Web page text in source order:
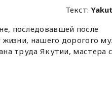
Текст:
последовавшей после
жизни, нашего дорогого
труда Якутии, мастера